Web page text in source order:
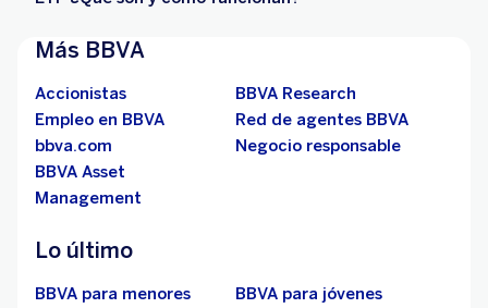
Más BBVA
Accionistas
BBVA Research
Empleo en BBVA
Red de agentes BBVA
bbva.com
Negocio responsable
BBVA Asset
Management
Lo último
BBVA para menores
BBVA para jóvenes